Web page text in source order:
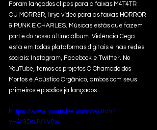
Foram lançados clipes para a faixas M4T4TR
OU MORR3R, liryc vídeo para as faixas HORROR
& PUNK E CHARLES. Músicas estás que fazem
parte do nosso último álbum. Violência Cega
está em todas plataformas digitais e nas redes
sociais: Instagram, Facebook e Twitter. No
YouTube, temos os projetos O Chamado dos
Mortos e Acústico Orgânico, ambos com seus
primeiros episódios já lançados.
https://www.youtube.com/watch?
v=4r3DoJVYv8w